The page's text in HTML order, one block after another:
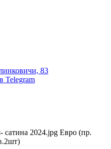
83
Telegram
сатина 2024.jpg Евро (пр.